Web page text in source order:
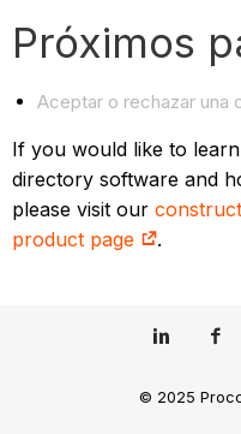
Próximos
Aceptar o rechazar una
If you would like to
directory software and
please visit our
product page
.
© 2025